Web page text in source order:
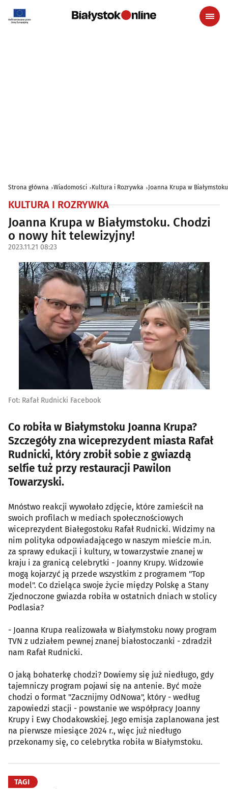
Strona główna Wiadomości Kultura i Rozrywka Joanna Krupa w
KULTURA I ROZRYWKA
Joanna Krupa w Białymstoku. Chodzi
o nowy hit telewizyjny!
2023.11.21 08:23
Fot: Rafał Rudnicki Facebook
Co robiła w Białymstoku Joanna Krupa?
Szczegóły zna wiceprezydent miasta Rafał
Rudnicki, który zrobił sobie z gwiazdą
selfie tuż przy restauracji Pawilon
Towarzyski.
Mnóstwo reakcji wywołało zdjęcie, które zamieścił na
swoich profilach w mediach społecznościowych
wiceprezydent Białegostoku Rafał Rudnicki. Widzimy na
nim polityka odpowiadającego w naszym mieście m.in.
za sprawy edukacji i kultury, w towarzystwie znanej w
kraju i za granicą celebrytki - Joanny Krupy. Widzowie
mogą kojarzyć ją przede wszystkim z programem "Top
model". Co dzieląca swoje życie między Polskę a Stany
Zjednoczone gwiazda robiła w ostatnich dniach w stolicy
Podlasia?
- Joanna Krupa realizowała w Białymstoku nowy program
TVN z udziałem pewnej znanej białostoczanki - zdradził
nam Rafał Rudnicki.
O jaką bohaterkę chodzi? Dowiemy się już niedługo, gdy
tajemniczy program pojawi się na antenie. Być może
chodzi o format "Zacznijmy OdNowa", który - według
zapowiedzi stacji - powstanie we współpracy Joanny
Krupy i Ewy Chodakowskiej. Jego emisja zaplanowana jest
na pierwsze miesiące 2024 r., więc już niedługo
przekonamy się, co celebrytka robiła w Białymstoku.
TAGI